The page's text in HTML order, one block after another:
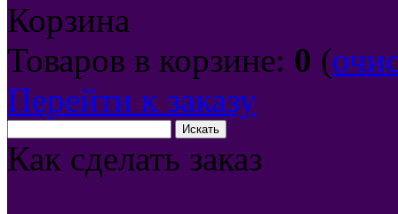
Корзина
Товаров в корзине: 0 (
Перейти к заказу
Как сделать заказ